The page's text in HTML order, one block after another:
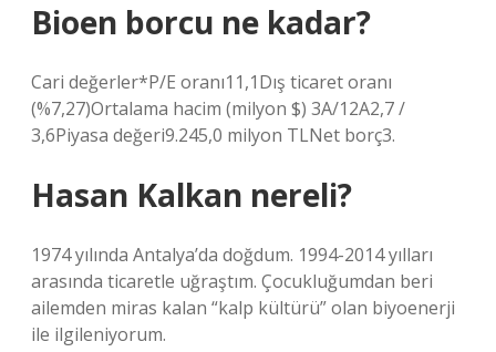
Bioen borcu ne kadar?
Cari değerler*P/E oranı11,1Dış ticaret oranı
(%7,27)Ortalama hacim (milyon $) 3A/12A2,7 /
3,6Piyasa değeri9.245,0 milyon TLNet borç3.
Hasan Kalkan nereli?
1974 yılında Antalya’da doğdum. 1994-2014 yılları
arasında ticaretle uğraştım. Çocukluğumdan beri
ailemden miras kalan “kalp kültürü” olan biyoenerji
ile ilgileniyorum.